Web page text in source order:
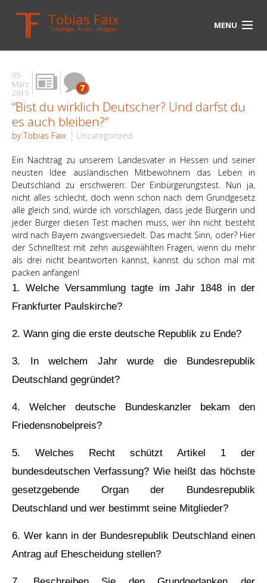
Tobias Faix
Theologe, Autor, Blogger MENU
HOME
BLOG
BIOGRAPHIE
BÜCHER
UNTERWEGS
MEDIEN
KONTAKT
LINKS
05
März
2015
7
“Bist du wirklich Deutscher? Und darfst du
es auch bleiben?”
by Tobias Faix Uncategorized
Ein Nachtrag zu unserem Landesvater in Hessen und seiner
neusten Idee ausländischen Mitbewohnern das Leben in
Deutschland zu erschweren: Der Einbürgerungstest. Nun ja,
nicht alles schlecht, doch wenn schon nach dem Grundgesetz
alle gleich sind, würde ich vorschlagen, dass jede Bürgerin und
jeder Bürger diesen Test machen muss, wer ihn nicht besteht
wird nach Bayern zwangsversiedelt. Das macht Sinn, oder? Hier
der Schnelltest mit zehn ausgewählten Fragen, wenn du mehr
als drei nicht beantworten kannst, kannst du schon mal mit
packen anfangen!
1. Welche Versammlung tagte im Jahr 1848 in der
Frankfurter Paulskirche?
2. Wann ging die erste deutsche Republik zu Ende?
3. In welchem Jahr wurde die Bundesrepublik
Deutschland gegründet?
4. Welcher deutsche Bundeskanzler bekam den
Friedensnobelpreis?
5. Welches Recht schützt Artikel 1 der
bundesdeutschen Verfassung? Wie heißt das höchste
gesetzgebende Organ der Bundesrepublik
Deutschland und wer bestimmt seine Mitglieder?
6. Wer kann in der Bundesrepublik Deutschland einen
Antrag auf Ehescheidung stellen?